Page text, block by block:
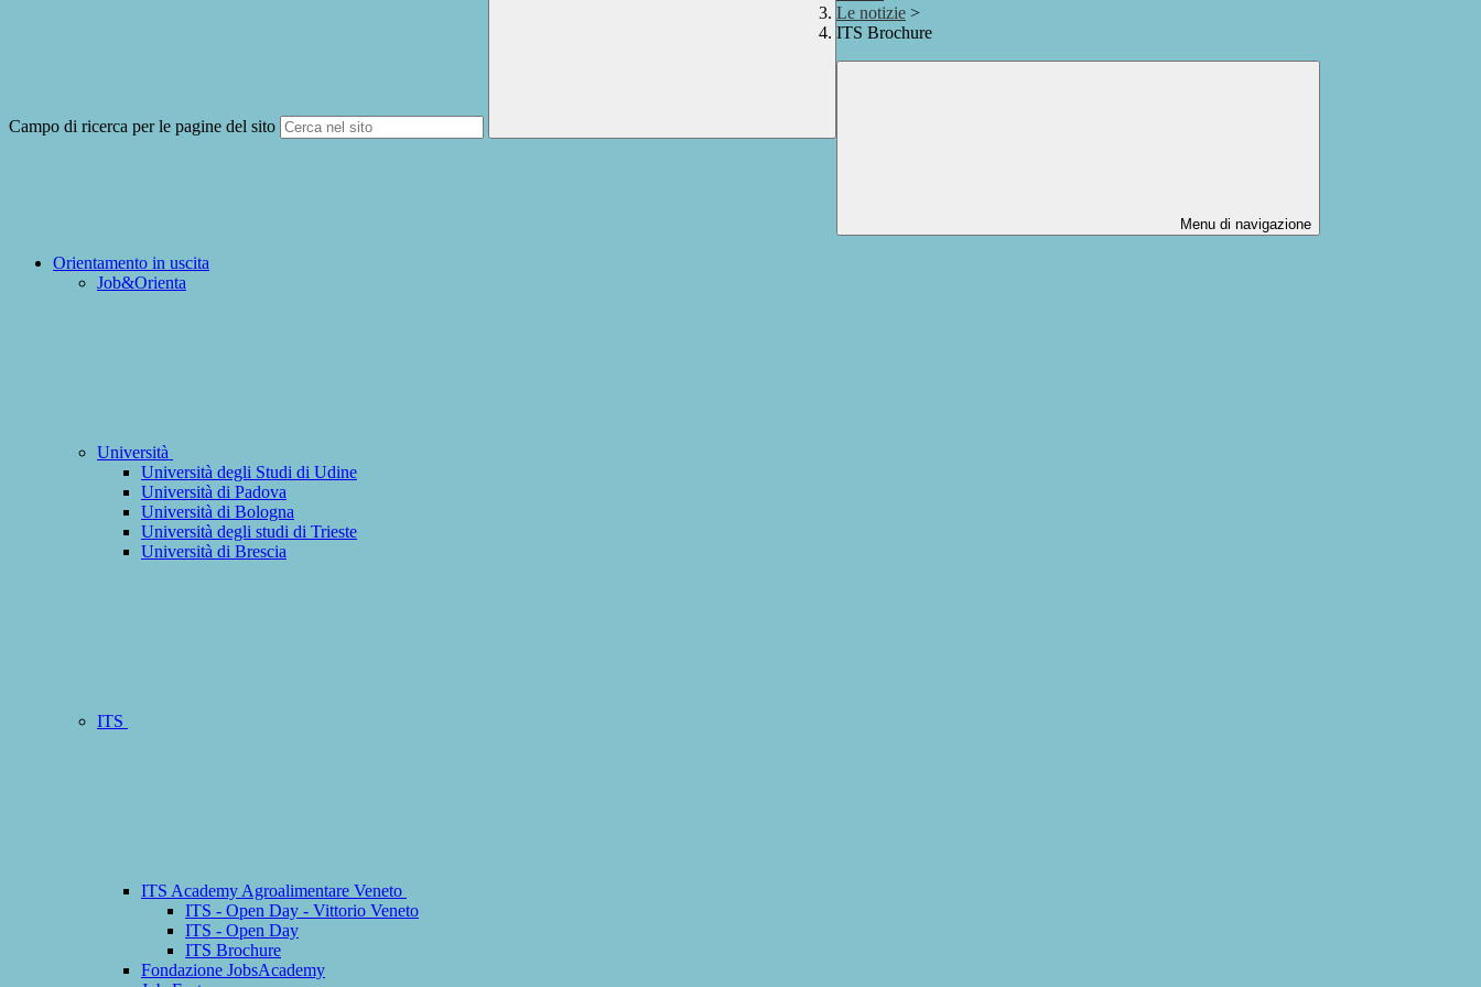
Campo di ricerca per le pagine del sito
Le notizie >
ITS Brochure
Menu di navigazione
Orientamento in uscita
Job&Orienta
Università
Università degli Studi di Udine
Università di Padova
Università di Bologna
Università degli studi di Trieste
Università di Brescia
ITS
ITS Academy Agroalimentare Veneto
ITS - Open Day - Vittorio Veneto
ITS - Open Day
ITS Brochure
Fondazione JobsAcademy